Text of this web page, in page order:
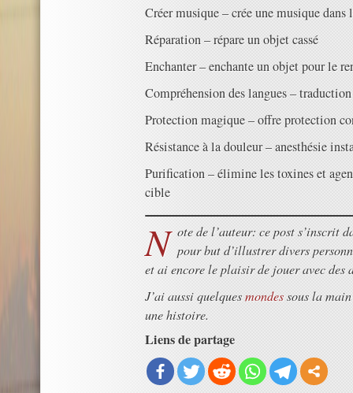
Créer musique – crée une musique dans
Réparation – répare un objet cassé
Enchanter – enchante un objet pour le
Compréhension des langues –
Protection magique – offre protection
Résistance à la douleur – anesthésie
Purification – élimine les toxines et
cible
N ote de l’auteur: ce post s’inscrit
pour but d’illustrer divers
et ai encore le plaisir de jouer avec des
J’ai aussi quelquesmondessous la
une histoire.
Liens de partage